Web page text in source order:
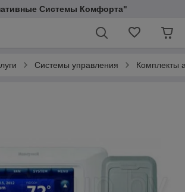
Системы Комфорта"
Системы управления Комплекты